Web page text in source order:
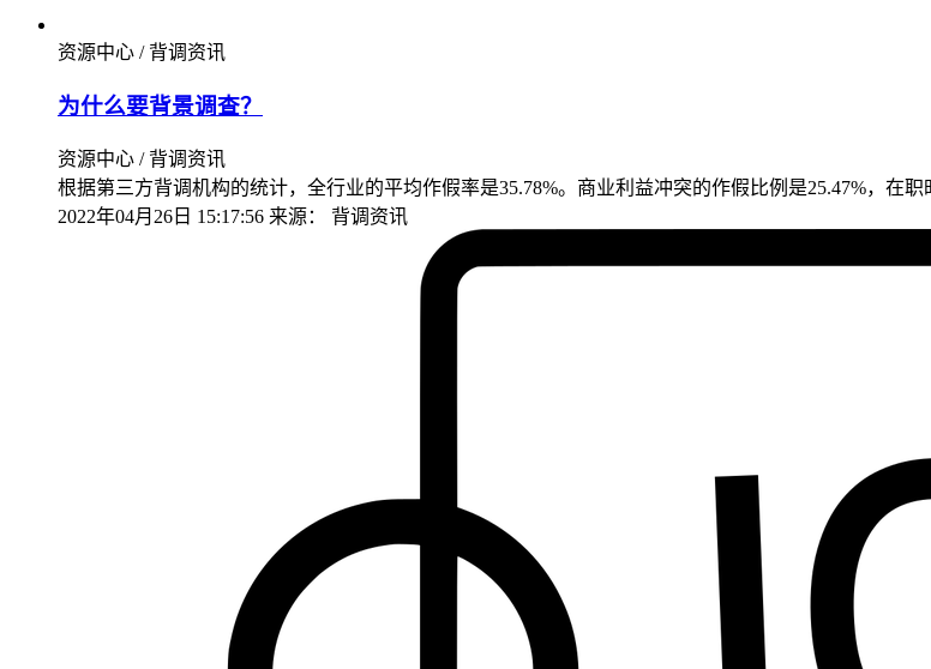
资源中心 / 背调资讯
为什么要背景调查？
资源中心 / 背调资讯
根据第三方背调机构的统计，全行业的平均作假率是35.78%。商业利益冲突的作假比例是25.47%，在
2022年04月26日 15:17:56 来源： 背调资讯